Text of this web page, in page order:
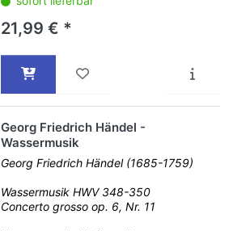
21,99 € *
Georg Friedrich Händel -
Wassermusik
Georg Friedrich Händel (1685-1759)
Wassermusik HWV 348-350
Concerto grosso op. 6, Nr. 11